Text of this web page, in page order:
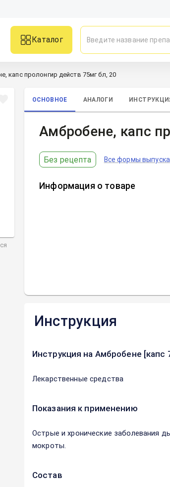
Каталог
капс пролонгир действ 75мг бл, 20
ОСНОВНОЕ АНАЛОГИ
Амбробене, капс
Без рецепта Все формы выпуска
Информация о товаре
Инструкция
Инструкция на Амбробене [капс
Лекарственные средства
Показания к применению
Острые и хронические заболевания
мокроты.
Состав